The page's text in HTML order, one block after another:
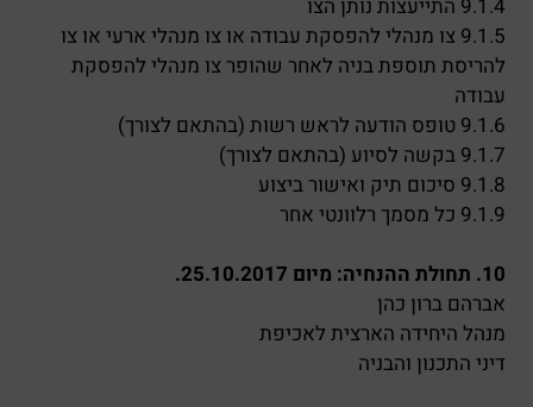
9.1.4 התייעצות נותן הצו
9.1.5 צו מנהלי להפסקת עבודה או צו מנהלי ארעי או צו
להריסת תוספת בניה לאחר שהופר צו מנהלי להפסקת
עבודה
9.1.6 טופס הודעה לראש רשות (בהתאם לצורך)
9.1.7 בקשה לסיוע (בהתאם לצורך)
9.1.8 סיכום תיק ואישור ביצוע
9.1.9 כל מסמך רלוונטי אחר
10. תחולת ההנחיה: מיום 25.10.2017.
אברהם ברון כהן
מנהל היחידה הארצית לאכיפת
דיני התכנון והבניה